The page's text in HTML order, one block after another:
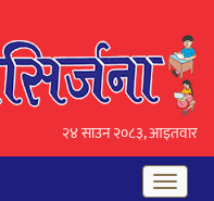
२४ साउन २०८३, आइतवार
Toggle